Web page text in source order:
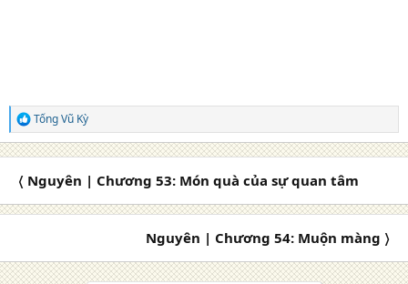
R
e
a
o
Tống Vũ Kỳ
〈 Nguyên | Chương 53: Món quà của sự quan tâm
Nguyên | Chương 54: Muộn màng 〉